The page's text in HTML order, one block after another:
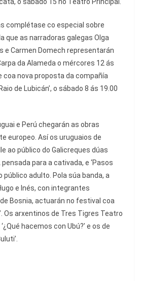
o sábado 15 no Teatro Principal.
complétase co especial sobre
que as narradoras galegas Olga
e Carmen Domech representarán
da Alameda o mércores 12 ás
coa nova proposta da compañía
de Lubicán’, o sábado 8 ás 19.00
e Perú chegarán as obras
europeo. Así os uruguaios de
ao público do Galicreques dúas
pensada para a cativada, e ‘Pasos
público adulto. Pola súa banda, a
e Inés, con integrantes
Bosnia, actuarán no festival coa
Os arxentinos de Tres Tigres Teatro
hacemos con Ubú?’ e os de